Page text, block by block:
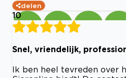
delen
10
Snel, vriendelijk,
Ik ben heel tevreden over